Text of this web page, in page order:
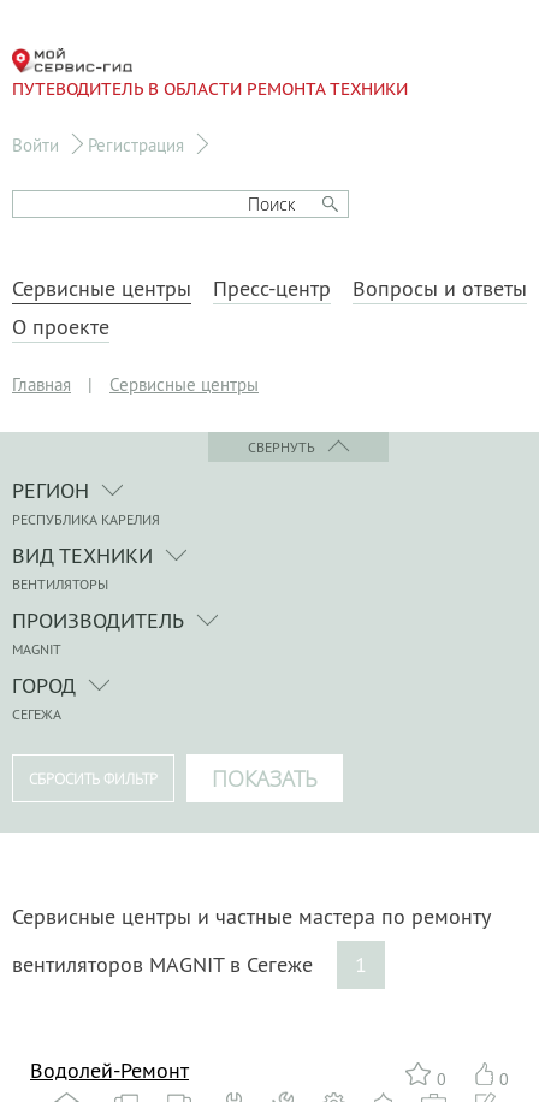
ПУТЕВОДИТЕЛЬ В ОБЛАСТИ РЕМОНТА ТЕХНИКИ
Войти Регистрация
Сервисные центры Пресс-центр
Вопросы и ответы
О проекте
Главная | Сервисные центры
СВЕРНУТЬ
РЕГИОН
РЕСПУБЛИКА КАРЕЛИЯ
ВИД ТЕХНИКИ
ВЕНТИЛЯТОРЫ
ПРОИЗВОДИТЕЛЬ
MAGNIT
ГОРОД
СЕГЕЖА
Сервисные центры и частные мастера по ремонту
вентиляторов MAGNIT в Сегеже
1
0 0
Водолей-Ремонт